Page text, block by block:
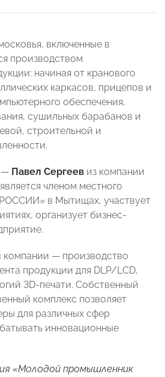
включенные в
производством
начиная от кранового
каркасов, прицепов и
обеспечения,
сушильных барабанов и
строительной и
— Павел Сергеев из компании
членом местного
в Мытищах, участвует
организует бизнес-
компании — производство
продукции для DLP/LCD,
3D-печати. Собственный
комплекс позволяет
для различных сфер
инновационные
«Молодой промышленник